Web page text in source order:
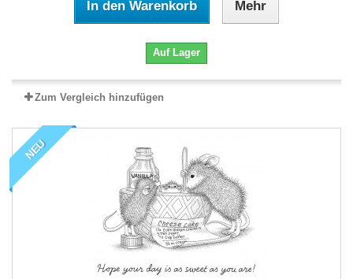
In den Warenkorb Mehr
Auf Lager
Zum Vergleich hinzufügen
NEU